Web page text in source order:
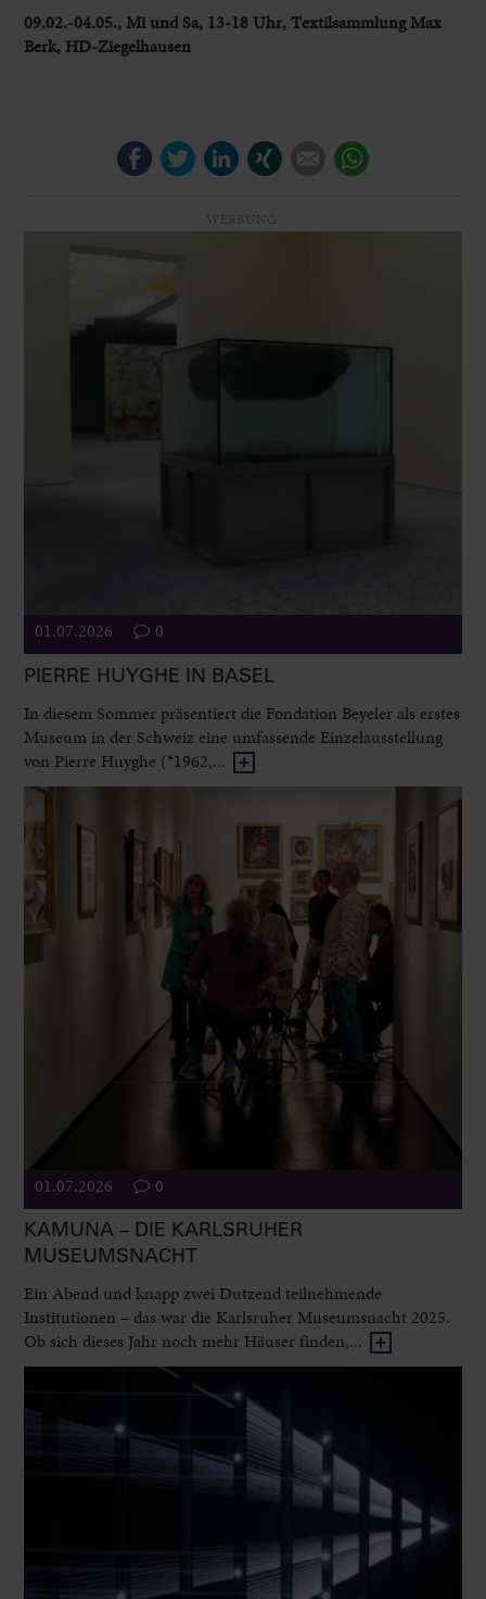
09.02.-04.05., Mi und Sa, 13-18 Uhr, Textilsammlung Max
Berk, HD-Ziegelhausen
FacebookTwitterLinkedIn E-mail
01.07.2026 0
PIERRE HUYGHE IN BASEL
In diesem Sommer präsentiert die Fondation Beyeler als erstes
Museum in der Schweiz eine umfassende Einzelausstellung
von Pierre Huyghe (*1962,...
01.07.2026 0
KAMUNA – DIE KARLSRUHER
MUSEUMSNACHT
Ein Abend und knapp zwei Dutzend teilnehmende
Institutionen – das war die Karlsruher Museumsnacht 2025.
Ob sich dieses Jahr noch mehr Häuser finden,...